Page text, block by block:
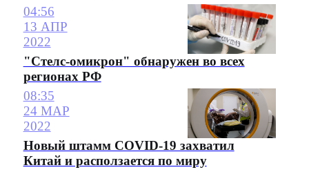
04:56
13 АПР
2022
"Стелс-омикрон" обнаружен во всех
регионах РФ
08:35
24 МАР
2022
Новый штамм COVID-19 захватил
Китай и расползается по миру